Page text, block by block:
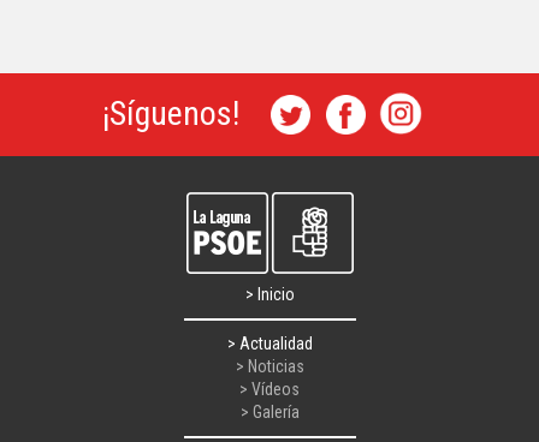
¡Síguenos!
> Inicio
> Actualidad
> Noticias
> Vídeos
> Galería